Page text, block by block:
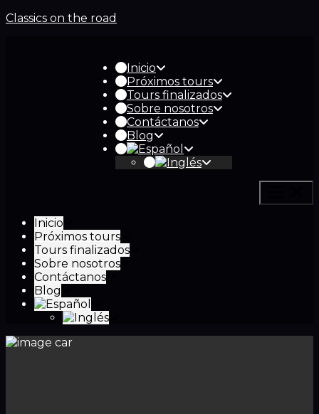
Classics on the road
Inicio
Próximos tours
Tours finalizados
Sobre nosotros
Contáctanos
Blog
Inicio
Próximos tours
Tours finalizados
Sobre nosotros
Contáctanos
Blog